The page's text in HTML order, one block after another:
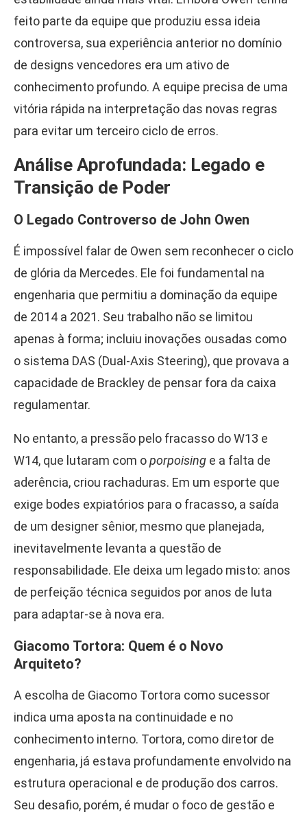
feito parte da equipe que produziu essa ideia
controversa, sua experiência anterior no domínio
de designs vencedores era um ativo de
conhecimento profundo. A equipe precisa de uma
vitória rápida na interpretação das novas regras
para evitar um terceiro ciclo de erros.
Análise Aprofundada: Legado e
Transição de Poder
O Legado Controverso de John Owen
É impossível falar de Owen sem reconhecer o ciclo
de glória da Mercedes. Ele foi fundamental na
engenharia que permitiu a dominação da equipe
de 2014 a 2021. Seu trabalho não se limitou
apenas à forma; incluiu inovações ousadas como
o sistema DAS (Dual-Axis Steering), que provava a
capacidade de Brackley de pensar fora da caixa
regulamentar.
No entanto, a pressão pelo fracasso do W13 e
W14, que lutaram com oporpoising e a falta de
aderência, criou rachaduras. Em um esporte que
exige bodes expiatórios para o fracasso, a saída
de um designer sênior, mesmo que planejada,
inevitavelmente levanta a questão de
responsabilidade. Ele deixa um legado misto: anos
de perfeição técnica seguidos por anos de luta
para adaptar-se à nova era.
Giacomo Tortora: Quem é o Novo
Arquiteto?
A escolha de Giacomo Tortora como sucessor
indica uma aposta na continuidade e no
conhecimento interno. Tortora, como diretor de
engenharia, já estava profundamente envolvido na
estrutura operacional e de produção dos carros.
Seu desafio, porém, é mudar o foco de gestão e